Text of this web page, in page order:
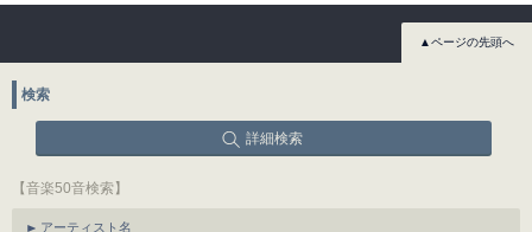
▲ページの先頭へ
検索
詳細検索
【音楽50音検索】
アーティスト名